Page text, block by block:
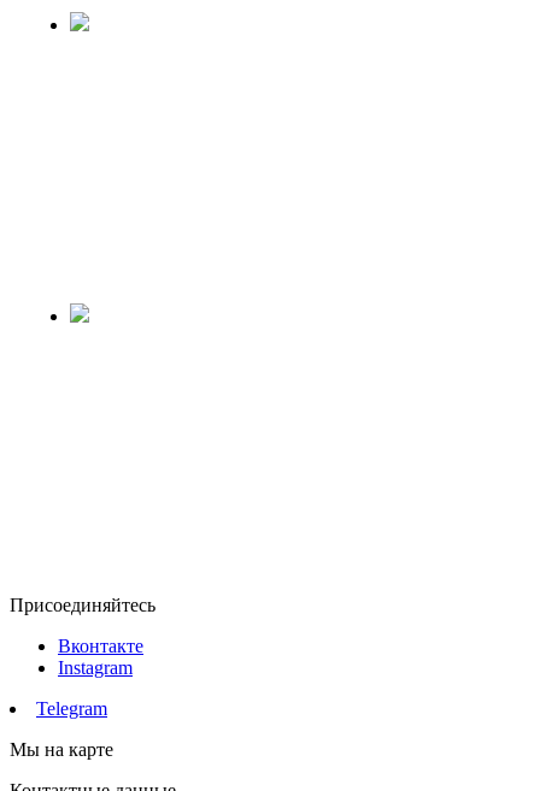
Присоединяйтесь
Вконтакте
Instagram
Telegram
Мы на карте